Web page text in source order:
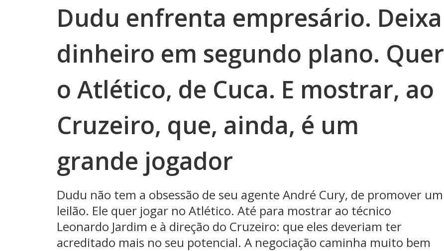
Dudu enfrenta empresário. Deixa
dinheiro em segundo plano. Quer
o Atlético, de Cuca. E mostrar, ao
Cruzeiro, que, ainda, é um
grande jogador
Dudu não tem a obsessão de seu agente André Cury, de promover um
leilão. Ele quer jogar no Atlético. Até para mostrar ao técnico
Leonardo Jardim e à direção do Cruzeiro: que eles deveriam ter
acreditado mais no seu potencial. A negociação caminha muito bem